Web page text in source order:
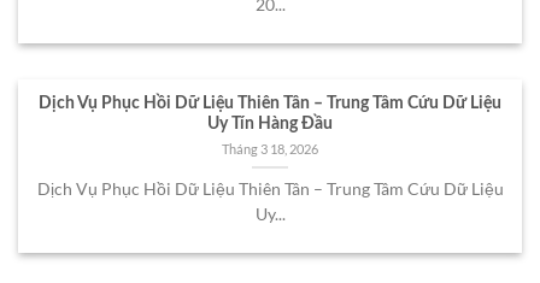
20...
Dịch Vụ Phục Hồi Dữ Liệu Thiên Tân – Trung Tâm Cứu Dữ Liệu
Uy Tín Hàng Đầu
Tháng 3 18, 2026
Dịch Vụ Phục Hồi Dữ Liệu Thiên Tân – Trung Tâm Cứu Dữ Liệu
Uy...